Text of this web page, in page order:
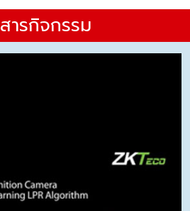
ารกิจกรรม